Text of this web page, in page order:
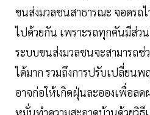
ขนส่งมวลชนสาธารณะ จอดรถ
ไปด้วยกัน เพราะรถทุกคันมีส่วน
ระบบขนส่งมวลชนจะสามารถ
ได้มาก รวมถึงการปรับเปลี่ยน
อาจก่อให้เกิดฝุ่นละอองเพื่อล